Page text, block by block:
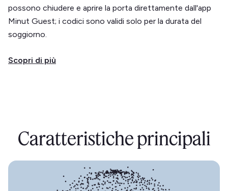
possono chiudere e aprire la porta direttamente dall'app
Minut Guest; i codici sono validi solo per la durata del
soggiorno.
Scopri di più
Caratteristiche principali